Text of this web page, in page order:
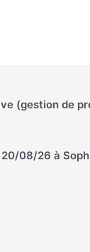
(gestion de
08/26 à